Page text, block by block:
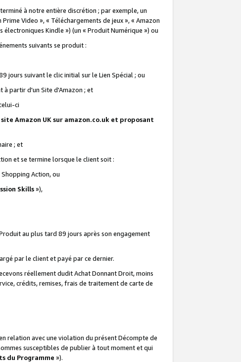
à notre entière discrétion ; par exemple, un
Video », « Téléchargements de jeux », « Amazon
électroniques Kindle ») (un « Produit Numérique ») ou
suivants se produit :
jours suivant le clic initial sur le Lien Spécial ; ou
à partir d'un Site d'Amazon ; et
ci
Amazon UK sur amazon.co.uk et proposant
; et
et se termine lorsque le client soit :
Action, ou
Skills»),
au plus tard 89 jours après son engagement
par le client et payé par ce dernier.
réellement dudit Achat Donnant Droit, moins
crédits, remises, frais de traitement de carte de
relation avec une violation du présent Décompte de
susceptibles de publier à tout moment et qui
du Programme »).